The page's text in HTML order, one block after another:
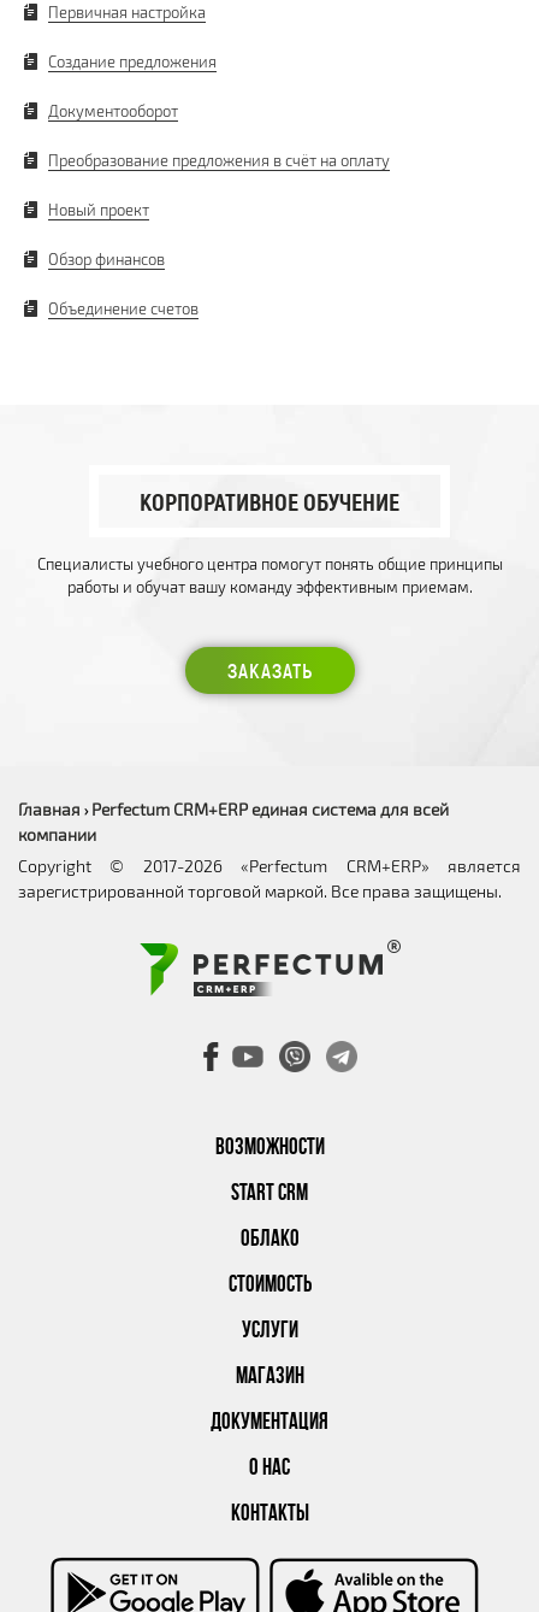
Первичная настройка
Создание предложения
Документооборот
Преобразование предложения в счёт на оплату
Новый проект
Обзор финансов
Объединение счетов
КОРПОРАТИВНОЕ ОБУЧЕНИЕ
Специалисты учебного центра помогут понять общие принципы
работы и обучат вашу команду эффективным приемам.
ЗАКАЗАТЬ
ВОЗМОЖНОСТИ
START CRM
ОБЛАКО
СТОИМОСТЬ
УСЛУГИ
МАГАЗИН
ДОКУМЕНТАЦИЯ
О НАС
КОНТАКТЫ
Главная › Perfectum CRM+ERP единая система для всей
компании
Copyright © 2017-2026 «Perfectum CRM+ERP» является
зарегистрированной торговой маркой. Все права защищены.